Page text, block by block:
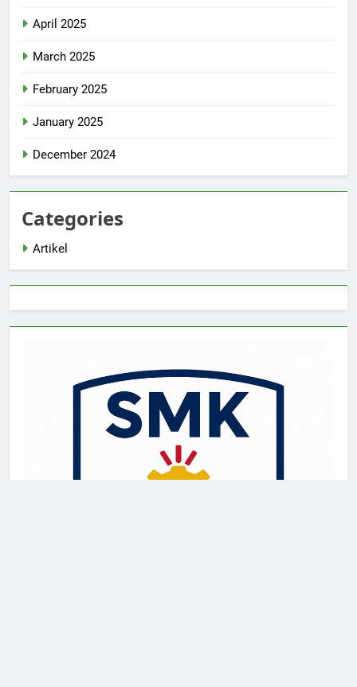
April 2025
March 2025
February 2025
January 2025
December 2024
Categories
Artikel